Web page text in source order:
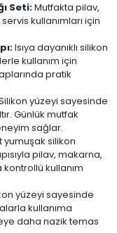
Seti:Mutfakta pilav,
kullanımları için
Isıya dayanıklı silikon
kullanım için
pratik
yüzeyi sayesinde
Günlük mutfak
sağlar.
yumuşak silikon
pilav, makarna,
kullanım
yüzeyi sayesinde
kullanıma
daha nazik temas